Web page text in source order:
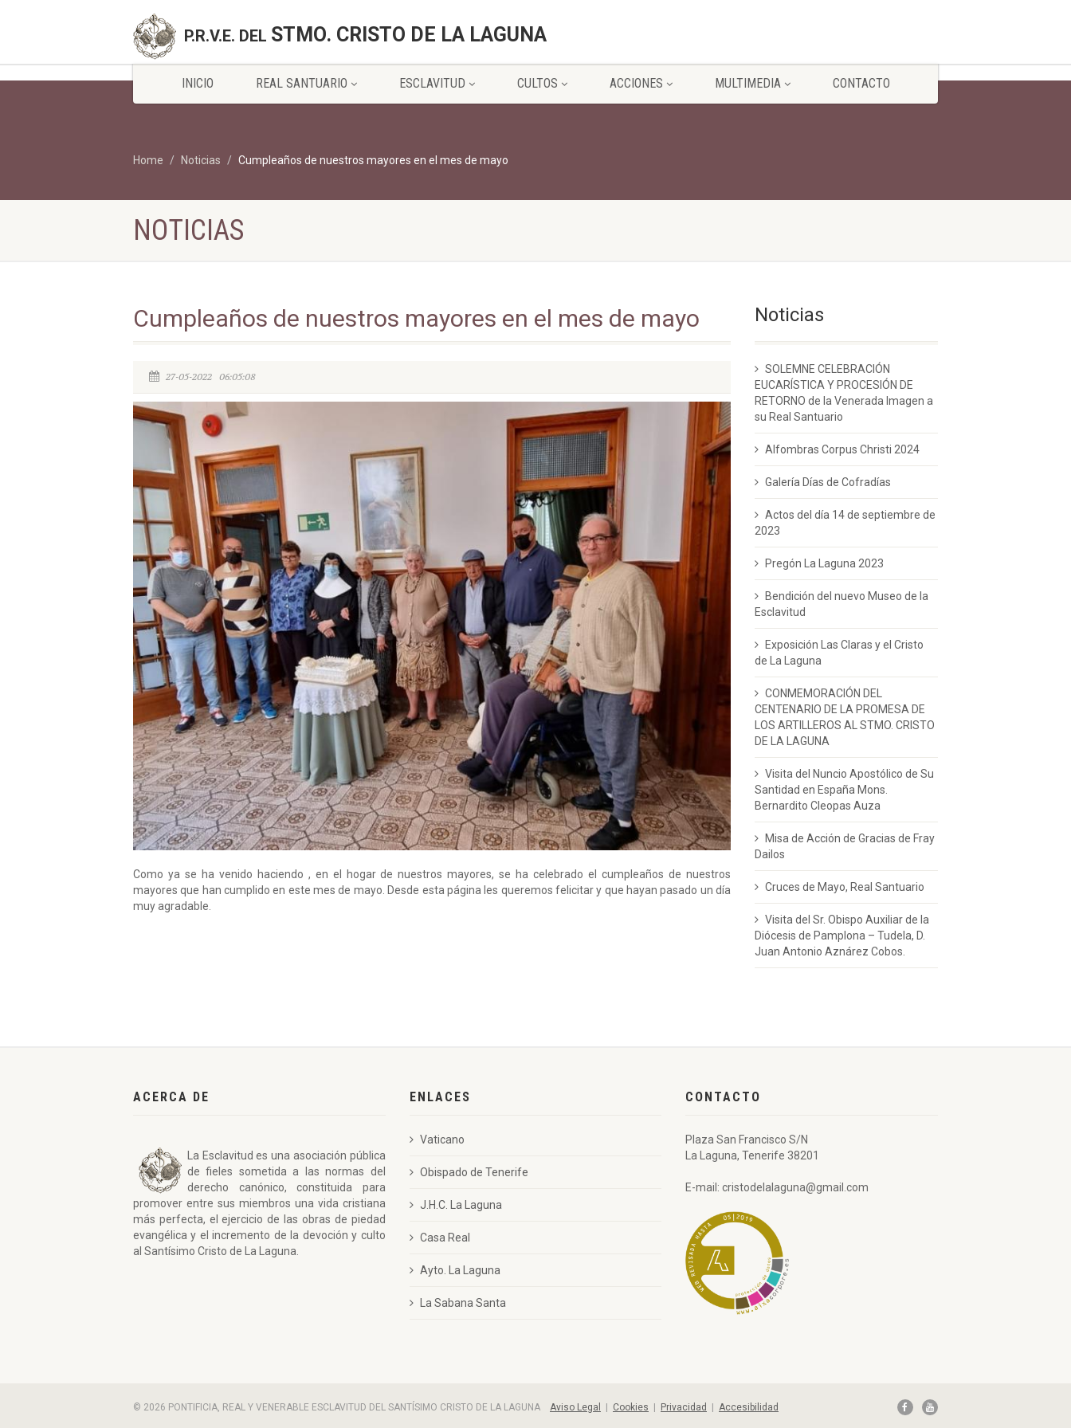
P.R.V.E. DEL STMO. CRISTO DE LA LAGUNA
INICIO REAL SANTUARIO ESCLAVITUD CULTOS ACCIONES MULTIMEDIA CONTACTO
Home Noticias Cumpleaños de nuestros mayores en el mes de mayo
NOTICIAS
Cumpleaños de nuestros mayores en el mes de mayo
27-05-2022 06:05:08
Como ya se ha venido haciendo , en el hogar de nuestros mayores, se ha celebrado el cumpleaños de nuestros
mayores que han cumplido en este mes de mayo. Desde esta página les queremos felicitar y que hayan pasado un día
muy agradable.
Noticias
SOLEMNE CELEBRACIÓN
EUCARÍSTICA Y PROCESIÓN DE
RETORNO de la Venerada Imagen a
su Real Santuario
Alfombras Corpus Christi 2024
Galería Días de Cofradías
Actos del día 14 de septiembre de
2023
Pregón La Laguna 2023
Bendición del nuevo Museo de la
Esclavitud
Exposición Las Claras y el Cristo
de La Laguna
CONMEMORACIÓN DEL
CENTENARIO DE LA PROMESA DE
LOS ARTILLEROS AL STMO. CRISTO
DE LA LAGUNA
Visita del Nuncio Apostólico de Su
Santidad en España Mons.
Bernardito Cleopas Auza
Misa de Acción de Gracias de Fray
Dailos
Cruces de Mayo, Real Santuario
Visita del Sr. Obispo Auxiliar de la
Diócesis de Pamplona – Tudela, D.
Juan Antonio Aznárez Cobos.
ACERCA DE
La Esclavitud es una asociación pública
de fieles sometida a las normas del
derecho canónico, constituida para
promover entre sus miembros una vida cristiana
más perfecta, el ejercicio de las obras de piedad
evangélica y el incremento de la devoción y culto
al Santísimo Cristo de La Laguna.
ENLACES
Vaticano
Obispado de Tenerife
J.H.C. La Laguna
Casa Real
Ayto. La Laguna
La Sabana Santa
CONTACTO
Plaza San Francisco S/N
La Laguna, Tenerife 38201
E-mail: cristodelalaguna@gmail.com
© 2026 PONTIFICIA, REAL Y VENERABLE ESCLAVITUD DEL SANTÍSIMO CRISTO DE LA LAGUNA Aviso Legal Cookies Privacidad Accesibilidad